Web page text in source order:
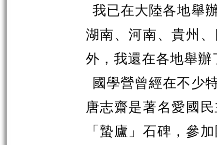
我已在大陸各地舉
湖南、河南、貴州
外，我還在各地舉
國學營曾經在不少
唐志齋是著名愛國
「蟄廬」石碑，參